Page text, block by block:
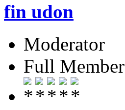
fin udon
Moderator
Full Member